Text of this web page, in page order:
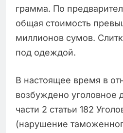
грамма. По
общая стоимость
миллионов сумов.
под одеждой.
В настоящее время в
возбуждено уголовное
части 2 статьи 182
(нарушение